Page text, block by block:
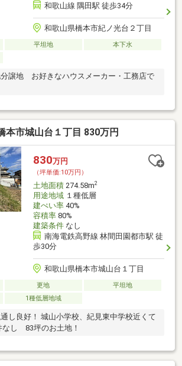
和歌山線 隅田駅 徒歩34分
和歌山県橋本市紀ノ光台２丁目
平坦地
本下水
譲地 お好きなハウスメーカー・工務店で
本市城山台１丁目 830万円
830万円
（坪単価:10万円）
土地面積274.58m2
用途地域１種低層
建ぺい率40%
容積率80%
建築条件なし
南海電鉄高野線 林間田園都市駅 徒
歩30分
和歌山県橋本市城山台１丁目
更地
平坦地
1種低層地域
し良好！ 城山小学校、紀見東中学校近くて
なし 83坪のお土地！